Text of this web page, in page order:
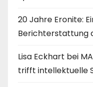
20 Jahre Eronite:
Berichterstattung
Lisa Eckhart bei
trifft intellektuelle